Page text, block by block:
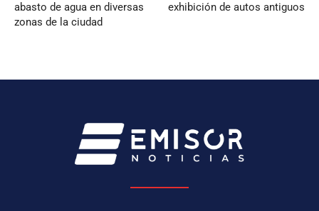
abasto de agua en diversas
zonas de la ciudad
exhibición de autos antiguos